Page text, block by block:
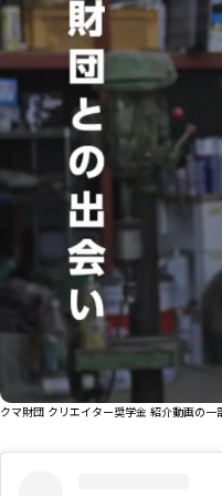
クマ財団 クリエイター奨学金 紹介動画の一